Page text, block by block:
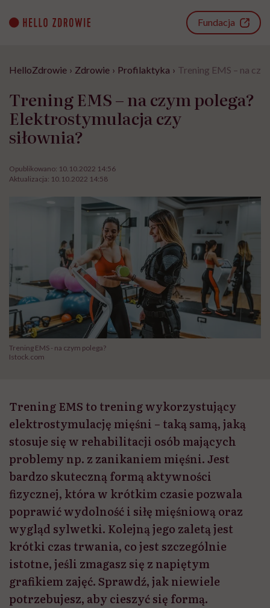
content
Fundacja
HelloZdrowie › Zdrowie › Profilaktyka › Trening EMS – na
Trening EMS – na czym polega?
Elektrostymulacja czy
siłownia?
Opublikowano: 10.10.2022 14:56
Aktualizacja: 10.10.2022 14:58
Trening EMS - na czym polega?
Istock.com
Trening EMS to trening wykorzystujący
elektrostymulację mięśni – taką samą, jaką
stosuje się w rehabilitacji osób mających
problemy np. z zanikaniem mięśni. Jest
bardzo skuteczną formą aktywności
fizycznej, która w krótkim czasie pozwala
poprawić wydolność i siłę mięśniową oraz
wygląd sylwetki. Kolejną jego zaletą jest
krótki czas trwania, co jest szczególnie
istotne, jeśli zmagasz się z napiętym
grafikiem zajęć. Sprawdź, jak niewiele
potrzebujesz, aby cieszyć się formą.